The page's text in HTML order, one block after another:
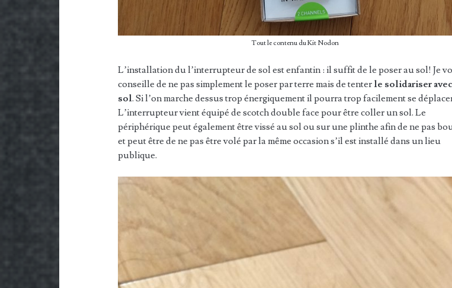
Tout le contenu du Kit Nodon
L’installation du l’interrupteur de sol est enfantin : il suffit de le poser au sol! Je
conseille de ne pas simplement le poser par terre mais de tenter le solidariser
sol. Si l’on marche dessus trop énergiquement il pourra trop facilement se
L’interrupteur vient équipé de scotch double face pour être coller un sol. Le
périphérique peut également être vissé au sol ou sur une plinthe afin de ne pas
et peut être de ne pas être volé par la même occasion s’il est installé dans un lieu
publique.